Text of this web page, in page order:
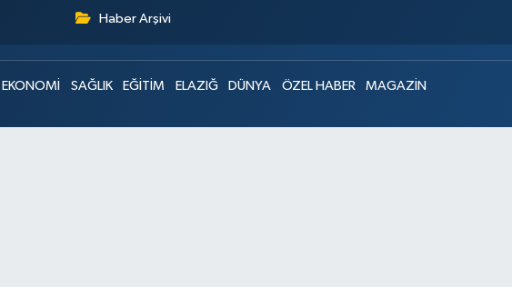
Haber Arşivi
EKONOMİ SAĞLIK EĞİTİM ELAZIĞ DÜNYA ÖZEL HABER MAGAZİN